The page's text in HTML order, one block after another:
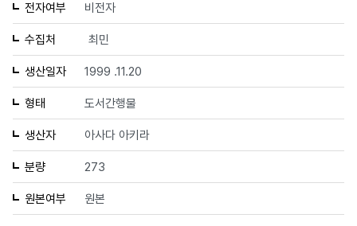
전자여부 비전자
수집처 최민
생산일자 1999 .11.20
형태 도서간행물
생산자 아사다 아키라
분량 273
원본여부 원본